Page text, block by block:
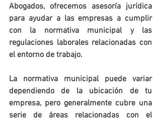
Abogados, ofrecemos asesoría jurídica
para ayudar a las empresas a cumplir
con la normativa municipal y las
regulaciones laborales relacionadas con
el entorno de trabajo.
La normativa municipal puede variar
dependiendo de la ubicación de tu
empresa, pero generalmente cubre una
serie de áreas relacionadas con el